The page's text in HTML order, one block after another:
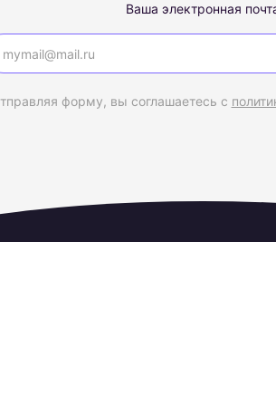
Ваша электронная
форму, вы соглашаетесь с